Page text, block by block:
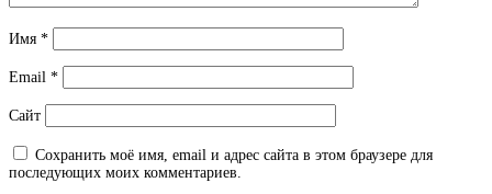
Имя *
Email *
Сайт
Сохранить моё имя, email и адрес сайта в этом браузере для
последующих моих комментариев.